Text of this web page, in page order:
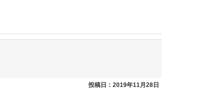
投稿日：2019年11月28日